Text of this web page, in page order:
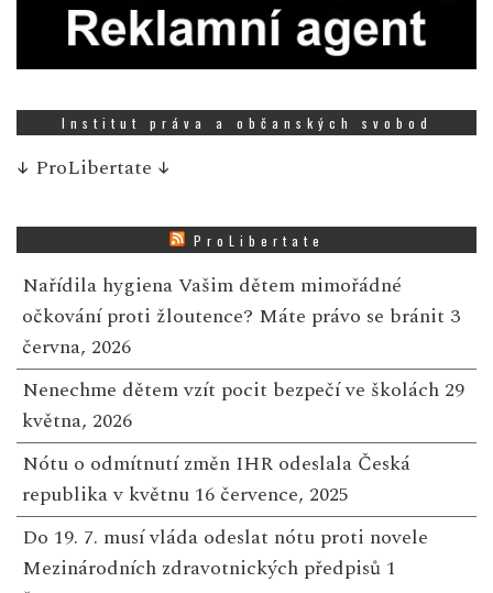
Institut práva a občanských svobod
↓ ProLibertate ↓
ProLibertate
Nařídila hygiena Vašim dětem mimořádné
očkování proti žloutence? Máte právo se bránit 3
června, 2026
Nenechme dětem vzít pocit bezpečí ve školách 29
května, 2026
Nótu o odmítnutí změn IHR odeslala Česká
republika v květnu 16 července, 2025
Do 19. 7. musí vláda odeslat nótu proti novele
Mezinárodních zdravotnických předpisů 1